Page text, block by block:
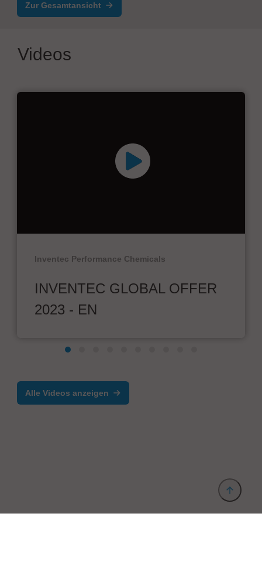
Zur Gesamtansicht
Videos
Inventec Performance Chemicals
INVENTEC GLOBAL OFFER
2023 - EN
Alle Videos anzeigen